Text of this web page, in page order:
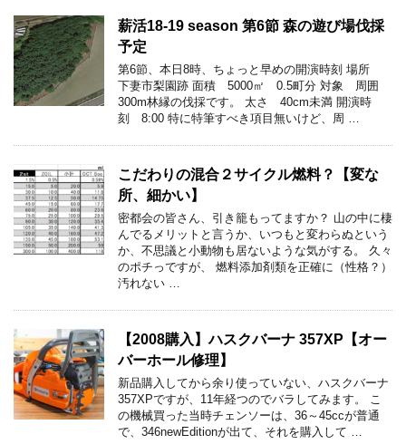
薪活18-19 season 第6節 森の遊び場伐採
予定
第6節、本日8時、ちょっと早めの開演時刻 場所
下妻市梨園跡 面積 5000㎡ 0.5町分 対象 周囲
300m林縁の伐採です。 太さ 40cm未満 開演時
刻 8:00 特に特筆すべき項目無いけど、周 …
こだわりの混合２サイクル燃料？【変な
所、細かい】
密都会の皆さん、引き籠もってますか？ 山の中に棲
んでるメリットと言うか、いつもと変わらぬという
か、不思議と小動物も居ないような気がする。 久々
のポチっですが、 燃料添加剤類を正確に（性格？）
汚れない …
【2008購入】ハスクバーナ 357XP【オー
バーホール修理】
新品購入してから余り使っていない、ハスクバーナ
357XPですが、11年経つのでバラしてみます。 こ
の機械買った当時チェンソーは、36～45ccが普通
で、346newEditionが出て、それを購入して …